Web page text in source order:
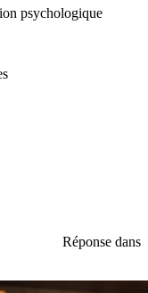
psychologique
Réponse dans